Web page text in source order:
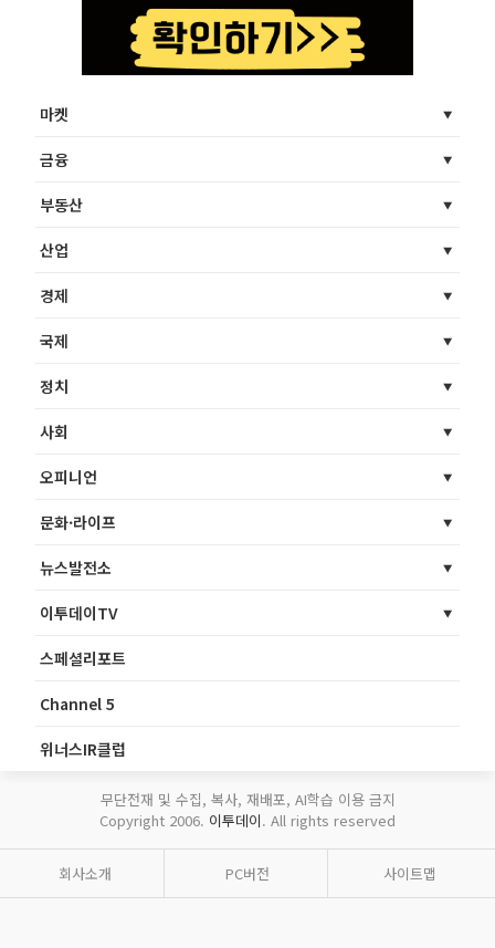
마켓
금융
부동산
산업
경제
국제
정치
사회
오피니언
문화·라이프
뉴스발전소
이투데이TV
스페셜리포트
Channel 5
위너스IR클럽
무단전재 및 수집, 복사, 재배포, AI학습 이용 금지
Copyright 2006. 이투데이. All rights reserved
회사소개 PC버전 사이트맵